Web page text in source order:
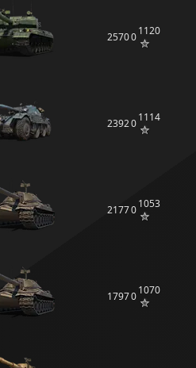
257001120
239201114
217701053
179701070